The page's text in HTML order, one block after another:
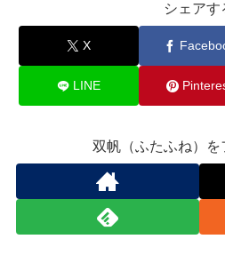
シェアす
X
LINE
双帆（ふたふね）を